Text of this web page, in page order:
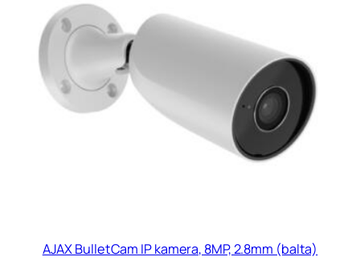
AJAX BulletCam IP kamera, 8MP, 2.8mm (balta)